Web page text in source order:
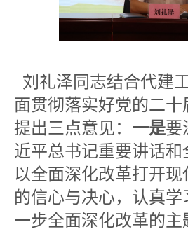
刘礼泽同志结合代建
面贯彻落实好党的二
提出三点意见： 一是要
近平总书记重要讲话和
以全面深化改革打开
的信心与决心，认真
一步全面深化改革的